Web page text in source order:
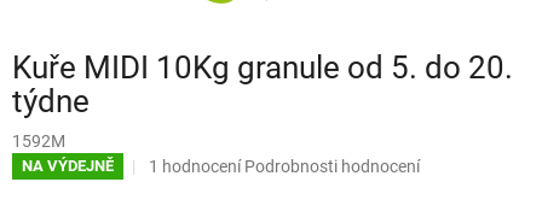
Kuře MIDI 10Kg granule od 5. do 20.
týdne
1592M
NA VÝDEJNĚ
Průměrné
1 hodnocení Podrobnosti hodnocení